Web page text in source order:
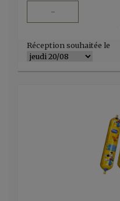
-
Réception souhaitée le